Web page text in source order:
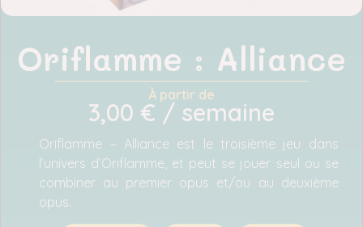
Oriflamme : Alliance
À partir de
3,00 € / semaine
Oriflamme – Alliance est le troisième jeu dans
l’univers d’Oriflamme, et peut se jouer seul ou se
combiner au premier opus et/ou au deuxième
opus.